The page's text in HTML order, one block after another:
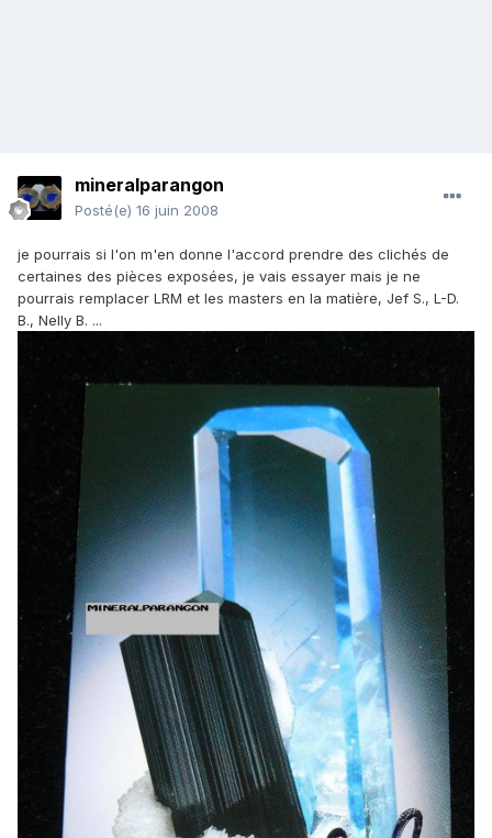
mineralparangon
Posté(e) 16 juin 2008
je pourrais si l'on m'en donne l'accord prendre des clichés de
certaines des pièces exposées, je vais essayer mais je ne
pourrais remplacer LRM et les masters en la matière, Jef S., L-D.
B., Nelly B. ...